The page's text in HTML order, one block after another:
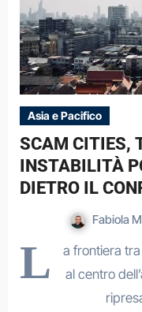
Asia e Pacifico
SCAM CITIES,
INSTABILITÀ
DIETRO IL
THAILANDIA E
Fabiola
L
a frontiera
al centro